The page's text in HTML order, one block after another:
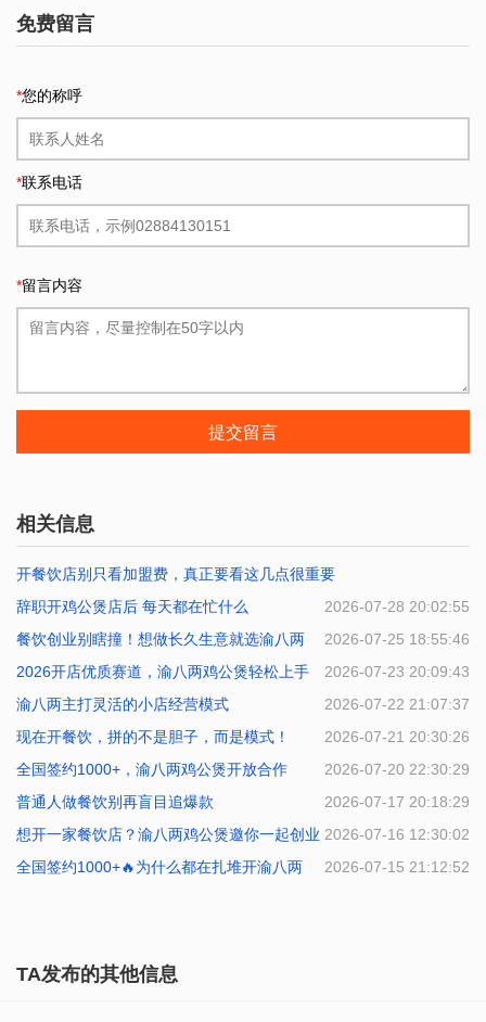
免费留言
*您的称呼
*联系电话
*留言内容
提交留言
相关信息
开餐饮店别只看加盟费，真正要看这几点很重要
2026-07-29 22:23:14
辞职开鸡公煲店后 每天都在忙什么
2026-07-28 20:02:55
餐饮创业别瞎撞！想做长久生意就选渝八两
2026-07-25 18:55:46
2026开店优质赛道，渝八两鸡公煲轻松上手
2026-07-23 20:09:43
渝八两主打灵活的小店经营模式
2026-07-22 21:07:37
现在开餐饮，拼的不是胆子，而是模式！
2026-07-21 20:30:26
全国签约1000+，渝八两鸡公煲开放合作
2026-07-20 22:30:29
普通人做餐饮别再盲目追爆款
2026-07-17 20:18:29
想开一家餐饮店？渝八两鸡公煲邀你一起创业 2026-07-16 12:30:02
全国签约1000+🔥为什么都在扎堆开渝八两
2026-07-15 21:12:52
TA发布的其他信息